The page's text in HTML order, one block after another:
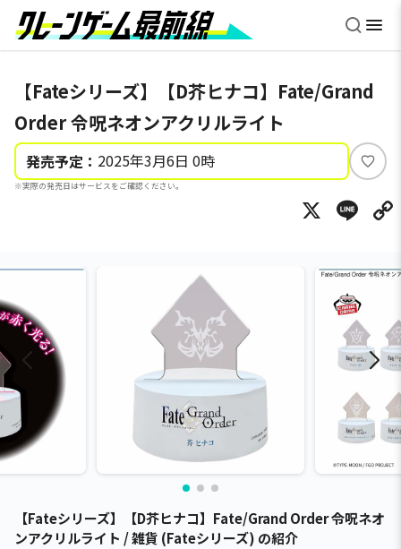
【Fateシリーズ】【D芥ヒナコ】Fate/Grand
Order 令呪ネオンアクリルライト
発売予定： 2025年3月6日 0時
※実際の発売日はサービスをご確認ください。
い
ね
X
【Fateシリーズ】【D芥ヒナコ】Fate/Grand Order 令呪ネオ
ンアクリルライト / 雑貨 (Fateシリーズ) の紹介